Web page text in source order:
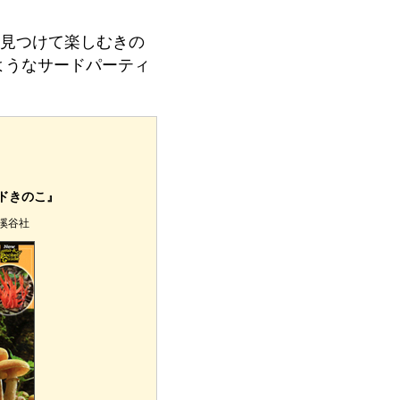
つけて楽しむきの
なサードパーティ
きのこ』
谷社